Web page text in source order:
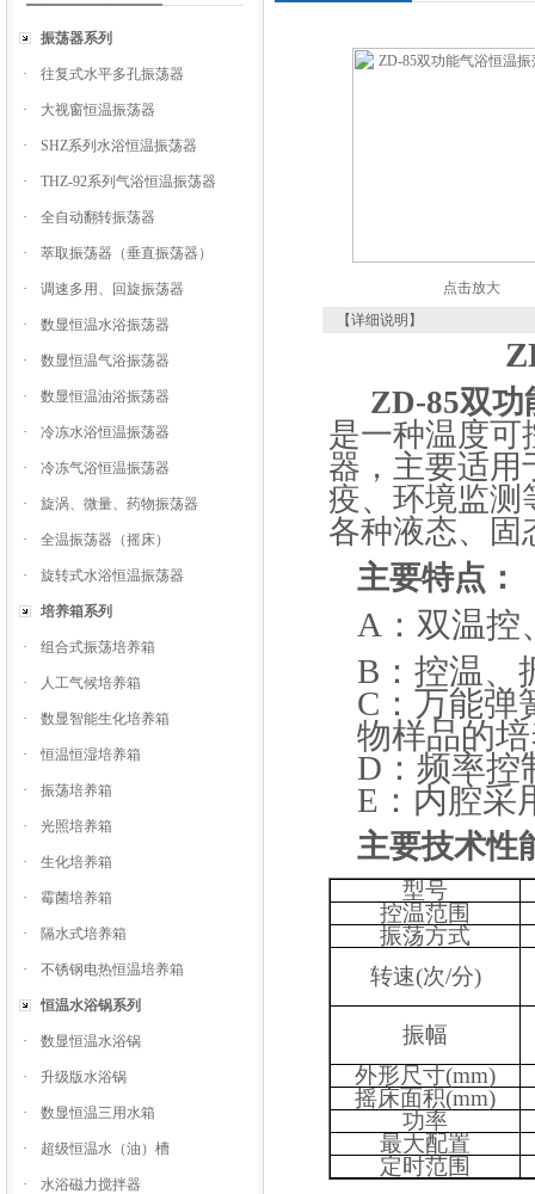
振荡器系列
· 往复式水平多孔振荡器
· 大视窗恒温振荡器
· SHZ系列水浴恒温振荡器
· THZ-92系列气浴恒温振荡器
· 全自动翻转振荡器
· 萃取振荡器（垂直振荡器）
· 调速多用、回旋振荡器
· 数显恒温水浴振荡器
· 数显恒温气浴振荡器
· 数显恒温油浴振荡器
· 冷冻水浴恒温振荡器
· 冷冻气浴恒温振荡器
· 旋涡、微量、药物振荡器
· 全温振荡器（摇床）
· 旋转式水浴恒温振荡器
培养箱系列
· 组合式振荡培养箱
· 人工气候培养箱
· 数显智能生化培养箱
· 恒温恒湿培养箱
· 振荡培养箱
· 光照培养箱
· 生化培养箱
· 霉菌培养箱
· 隔水式培养箱
· 不锈钢电热恒温培养箱
恒温水浴锅系列
· 数显恒温水浴锅
· 升级版水浴锅
· 数显恒温三用水箱
· 超级恒温水（油）槽
· 水浴磁力搅拌器
点击放大
【详细说明】
ZD-85双功
是一种温度可
器，主要适用
疫、环境监测
各种液态、固
主要特点：
A：双温控
B：控温、
C：万能弹
物样品的
D：频率控
E：内腔采
主要技术性
型号
控温范围
振荡方式
转速(次/分)
振幅
外形尺寸(mm)
摇床面积(mm)
功率
最大配置
定时范围